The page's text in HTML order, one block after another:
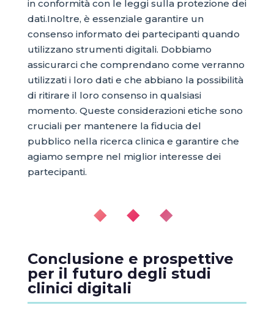
in conformità con le leggi sulla protezione dei
dati.Inoltre, è essenziale garantire un
consenso informato dei partecipanti quando
utilizzano strumenti digitali. Dobbiamo
assicurarci che comprendano come verranno
utilizzati i loro dati e che abbiano la possibilità
di ritirare il loro consenso in qualsiasi
momento. Queste considerazioni etiche sono
cruciali per mantenere la fiducia del
pubblico nella ricerca clinica e garantire che
agiamo sempre nel miglior interesse dei
partecipanti.
◆ ◆ ◆
Conclusione e prospettive
per il futuro degli studi
clinici digitali